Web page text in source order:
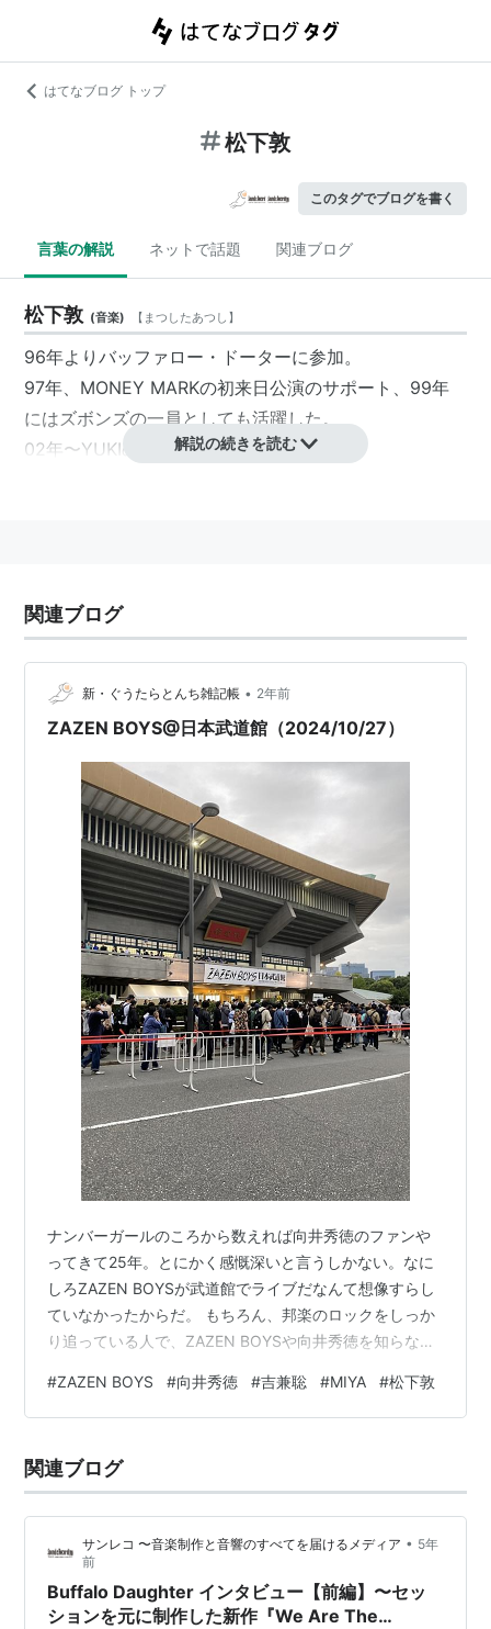
はてなブログ トップ
松下敦
このタグでブログを書く
言葉の解説 ネットで話題 関連ブログ
松下敦 (音楽) 【 まつしたあつし 】
96年よりバッファロー・ドーターに参加。
97年、MONEY MARKの初来日公演のサポート、99年
にはズボンズの一員としても活躍した。
02年〜YUKIのツアーに参加。
ている。
2005年1月28日 ZAZEN BOYSに加入。
「柔道二段」
解説の続きを読む
関連ブログ
新・ぐうたらとんち雑記帳 • 2年前
ZAZEN BOYS@日本武道館（2024/10/27）
ナンバーガールのころから数えれば向井秀徳のファンや
ってきて25年。とにかく感慨深いと言うしかない。なに
しろZAZEN BOYSが武道館でライブだなんて想像すらし
ていなかったからだ。 もちろん、邦楽のロックをしっか
り追っている人で、ZAZEN BOYSや向井秀徳を知らない
くまでもある程度の音楽マニア限定の話で、と言ったら
いいのかよくわからんが、とにかく日本中の誰もが1度は
なバンドではないし、実際、Xにポストしていた方によれ
ば、この日の開演前、マ・ドンソク、もといブ・ドーカ
#ZAZEN BOYS #向井秀徳 #吉兼聡 #MIYA #松下敦
関連ブログ
サンレコ 〜音楽制作と音響のすべてを届けるメディア • 5年
前
Buffalo Daughter インタビュー【前編】〜セッ
ションを元に制作した新作『We Are The